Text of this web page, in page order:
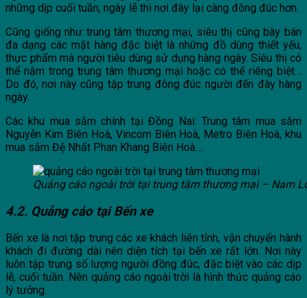
những dịp cuối tuần, ngày lễ thì nơi đây lại càng đông đúc hơn.
Cũng giống như trung tâm thương mại, siêu thị cũng bày bán
đa dạng các mặt hàng đặc biệt là những đồ dùng thiết yếu,
thực phẩm mà người tiêu dùng sử dụng hàng ngày. Siêu thị có
thể nằm trong trung tâm thương mại hoặc có thể riêng biệt…
Do đó, nơi này cũng tập trung đông đúc người đến đây hàng
ngày.
Các khu mua sắm chính tại Đồng Nai: Trung tâm mua sắm
Nguyễn Kim Biên Hoà, Vincom Biên Hoà, Metro Biên Hoà, khu
mua sắm Đệ Nhất Phan Khang Biên Hoà….
Quảng cáo ngoài trời tại trung tâm thương mại – Nam
4.2. Quảng cáo tại Bến xe
Bến xe là nơi tập trung các xe khách liên tỉnh, vận chuyển hành
khách đi đường dài nên diện tích tại bến xe rất lớn. Nơi này
luôn tập trung số lượng người đồng đúc, đặc biệt vào các dịp
lễ, cuối tuần. Nên quảng cáo ngoài trời là hình thức quảng cáo
lý tưởng.